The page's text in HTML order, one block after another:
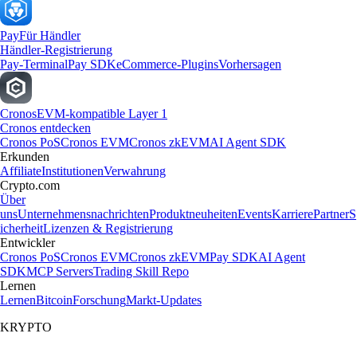
PayFür Händler
Händler-Registrierung
Pay-TerminalPay SDKeCommerce-PluginsVorhersagen
CronosEVM-kompatible Layer 1
Cronos entdecken
Cronos PoSCronos EVMCronos zkEVMAI Agent SDK
Erkunden
AffiliateInstitutionenVerwahrung
Crypto.com
Über
unsUnternehmensnachrichtenProduktneuheitenEventsKarrierePartnerS
icherheitLizenzen & Registrierung
Entwickler
Cronos PoSCronos EVMCronos zkEVMPay SDKAI Agent
SDKMCP ServersTrading Skill Repo
Lernen
LernenBitcoinForschungMarkt-Updates
KRYPTO